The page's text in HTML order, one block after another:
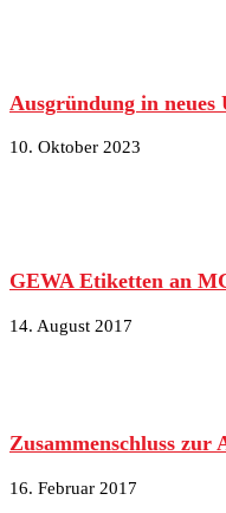
Ausgründung in neues
10. Oktober 2023
GEWA Etiketten an
14. August 2017
Zusammenschluss zur
16. Februar 2017